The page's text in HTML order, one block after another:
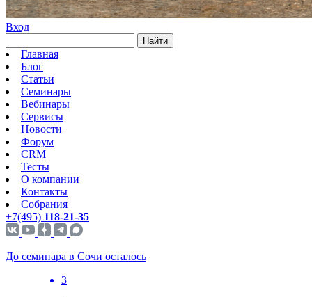
Вход
Найти
Главная
Блог
Статьи
Семинары
Вебинары
Сервисы
Новости
Форум
CRM
Тесты
О компании
Контакты
Собрания
+7(495) 118-21-35
До семинара в Сочи осталось
3